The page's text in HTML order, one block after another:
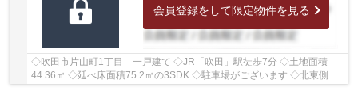
会員登録をして限定物件を見る
◇吹田市片山町1丁目 一戸建て ◇JR「吹田」駅徒歩7分 ◇土地面積
44.36㎡ ◇延べ床面積75.2㎡の3SDK ◇駐車場がございます ◇北東側に
幅員約4.7ｍの公道に約2.4ｍ接面しております ◇学校区...